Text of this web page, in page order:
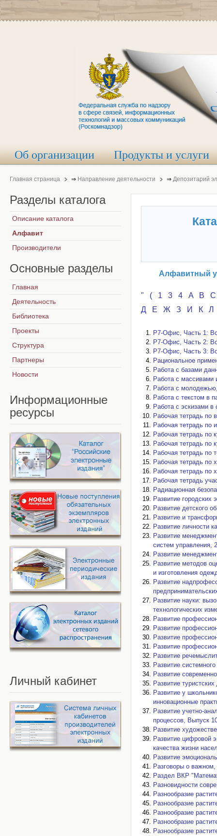
Об организации Продукты и услуги
Главная страница ⇒ Направление деятельности ⇒ Депозитарий
Алфавитный
" ( 1 3 4 A B
Д
Е Ж З И К Л
Р7-Офис, Часть 1:
Р7-Офис, Часть 2:
Р7-Офис, Часть 3:
Рaциональное
Работа с базами
Работа с массивами
Работа с
Работа с текстом в
Работа с эскизами в
Рабочая тетрадь по
Рабочая тетрадь по
Рабочая тетрадь по
Рабочая тетрадь по
Рабочая тетрадь по
Рабочая тетрадь по
Рабочая тетрадь по
Рабочая тетрадь
Радиационная
Развитие городских
Развитие детского
Развитие и
Развитие личности
Развитие
систем управления,
Развитие
Развитие методов
и изготовления
Развитие
Развитие науки:
технологических
Развитие
Развитие
Развитие
Развитие
Развитие
Развитие
Развитие
Развитие
Развитие у
инновационные
Развитие учетно-
процессов, Выпуск
Развитие
Развитие цифровой
качества жизни
Развитие
Разговоры о важном,
Раздел ВКР
Разновидности
Разнообразие
Разнообразие
Разнообразие
Разнообразие
Разнообразие
Разделы каталога
Описание каталога
Алфавит
Производители
Основные разделы
Главная
Деятельность
Библиотека
Проекты
Структура
Партнеры
Новости
Информационные
ресурсы
Личный кабинет